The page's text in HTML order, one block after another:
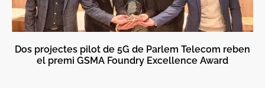
Dos projectes pilot de 5G de Parlem Telecom reben
el premi GSMA Foundry Excellence Award